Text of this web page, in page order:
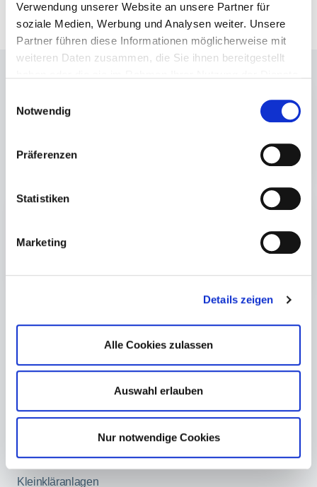
Verwendung unserer Website an unsere Partner für
soziale Medien, Werbung und Analysen weiter. Unsere
Partner führen diese Informationen möglicherweise mit
weiteren Daten zusammen, die Sie ihnen bereitgestellt
Notwendig
Präferenzen
Statistiken
Marketing
Details zeigen
Alle Cookies zulassen
Auswahl erlauben
Nur notwendige Cookies
Schnellstart
Eigentümer eines
Bauwasserzähler
Wasserqualität
Ihr Hausanschluss
Trinkwasseranschluss
Abwasseranschluss
Brauchwasseranlage
Wasserzähler
Kleinkläranlagen